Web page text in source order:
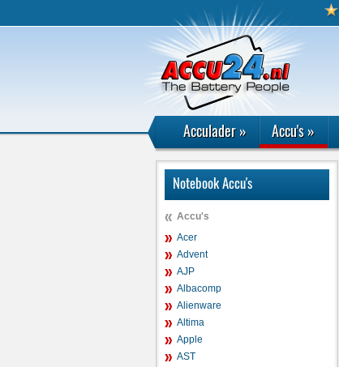
Acculader» Accu's»
Notebook Accu's
Accu's
Acer
Advent
AJP
Albacomp
Alienware
Altima
Apple
AST